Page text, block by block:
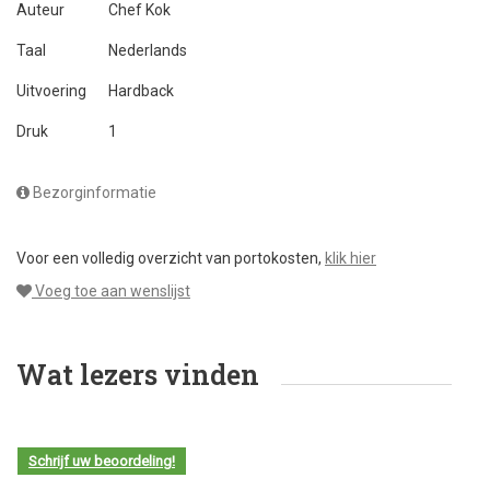
Auteur Chef Kok
Taal Nederlands
Uitvoering Hardback
Druk 1
Bezorginformatie
Voor een volledig overzicht van portokosten, klik hier
Voeg toe aan wenslijst
Wat lezers vinden
Schrijf uw beoordeling!